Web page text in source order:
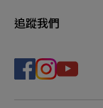
追蹤我們